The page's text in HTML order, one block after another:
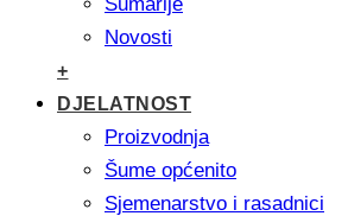
Novosti
+
DJELATNOST
Proizvodnja
Šume općenito
Sjemenarstvo i rasadnici